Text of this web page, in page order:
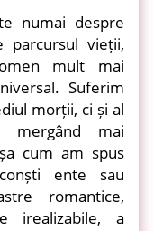
numai despre
parcursul vieții,
mult mai
Suferim
morții, ci și al
mergând mai
cum am spus
ente sau
romantice,
irealizabile, a